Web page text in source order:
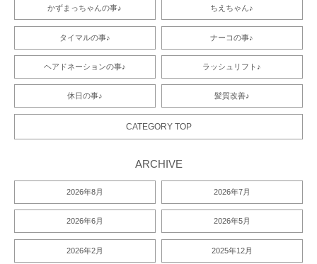
かずまっちゃんの事♪ ちえちゃん♪
タイマルの事♪ ナーコの事♪
ヘアドネーションの事♪ ラッシュリフト♪
休日の事♪ 髪質改善♪
CATEGORY TOP
ARCHIVE
2026年8月 2026年7月
2026年6月 2026年5月
2026年2月 2025年12月